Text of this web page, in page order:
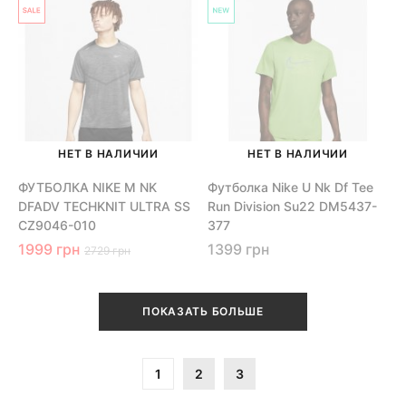
НЕТ В НАЛИЧИИ
ФУТБОЛКА NIKE M NK
DFADV TECHKNIT ULTRA SS
CZ9046-010
1999 грн 2729 грн
НЕТ В НАЛИЧИИ
Футболка Nike U Nk Df Tee
Run Division Su22 DM5437-
377
1399 грн
ПОКАЗАТЬ БОЛЬШЕ
1 2 3